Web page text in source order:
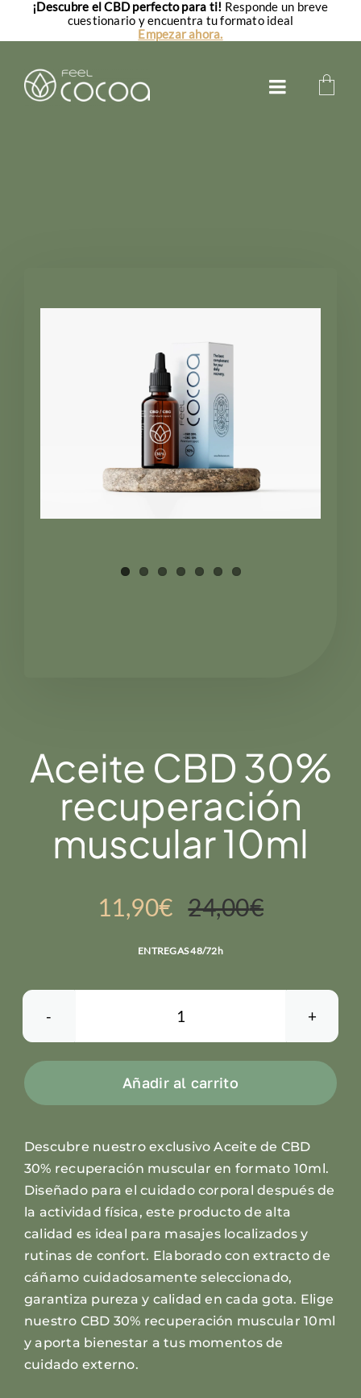
¡Descubre el CBD perfecto para ti! Responde un breve
cuestionario y encuentra tu formato ideal
Empezar ahora.
Toggle
Aceite CBD 30%
recuperación
muscular 10ml
24,00€El
24,00€.
11,90€
El
11,90€.
ENTREGAS 48/72h
Aceite
30%
recuperación
10ml
cantidad
Añadir al carrito
Descubre nuestro exclusivo Aceite de CBD
30% recuperación muscular en formato 10ml.
Diseñado para el cuidado corporal después de
la actividad física, este producto de alta
calidad es ideal para masajes localizados y
rutinas de confort. Elaborado con extracto de
cáñamo cuidadosamente seleccionado,
garantiza pureza y calidad en cada gota. Elige
nuestro CBD 30% recuperación muscular 10ml
y aporta bienestar a tus momentos de
cuidado externo.